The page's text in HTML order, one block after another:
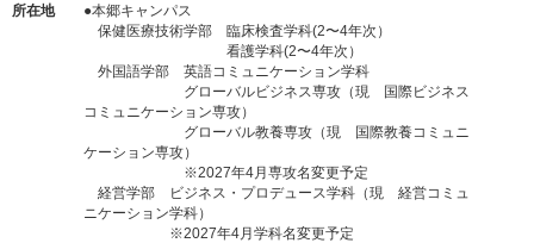
所在地
●本郷キャンパス
保健医療技術学部 臨床検査学科(2〜4年次）
看護学科(2〜4年次）
外国語学部 英語コミュニケーション学科
グローバルビジネス専攻（現 国際ビジネス
コミュニケーション専攻）
グローバル教養専攻（現 国際教養コミュニ
ケーション専攻）
※2027年4月専攻名変更予定
経営学部 ビジネス・プロデュース学科（現 経営コミュ
ニケーション学科）
※2027年4月学科名変更予定